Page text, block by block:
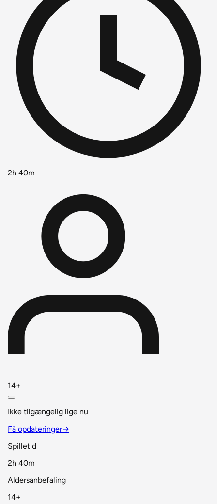
2h 40m
14+
Ikke tilgængelig lige nu
Få opdateringer→
Spilletid
2h 40m
Aldersanbefaling
14+